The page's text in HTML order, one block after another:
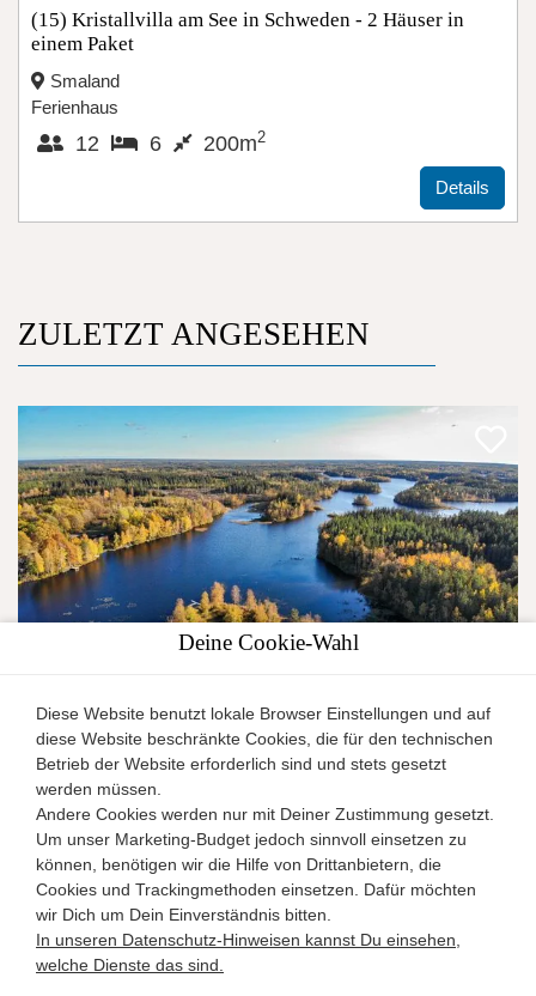
(15) Kristallvilla am See in Schweden - 2 Häuser in
einem Paket
Smaland
Ferienhaus
12 6 200m2
Details
ZULETZT ANGESEHEN
(19) Ferienhaus "Karlssons grünes Dach" am See mit
Sauna
Smaland
Ferienhaus
6 3 98m
Deine Cookie-Wahl
Diese Website benutzt lokale Browser Einstellungen und auf
diese Website beschränkte Cookies, die für den technischen
Betrieb der Website erforderlich sind und stets gesetzt
werden müssen.
Andere Cookies werden nur mit Deiner Zustimmung gesetzt.
Um unser Marketing-Budget jedoch sinnvoll einsetzen zu
können, benötigen wir die Hilfe von Drittanbietern, die
Cookies und Trackingmethoden einsetzen. Dafür möchten
wir Dich um Dein Einverständnis bitten.
In unseren Datenschutz-Hinweisen kannst Du einsehen,
welche Dienste das sind.